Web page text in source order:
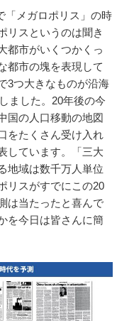
「メガロポリス」の時
リスというのは聞き
都市がいくつかくっ
都市の塊を表現して
3つ大きなものが沿海
ました。20年後の今
国の人口移動の地図
をたくさん受け入れ
しています。「三大
地域は数千万人単位
リスがすでにこの20
は当たったと喜んで
を今日は皆さんに簡